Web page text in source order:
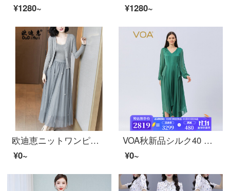
¥1280~
¥1280~
欧迪恵ニットワンピス女性秋冬2021年女装レース秋季ファッションアイテム2点セット
¥0~
VOA秋新品シルク40 mm両面サテンVネック長袖ヒダ当て当て当てコンタクトレンズ側ワンピースAE 1079沁潤ヒスイ(Q 1)160/M
¥0~